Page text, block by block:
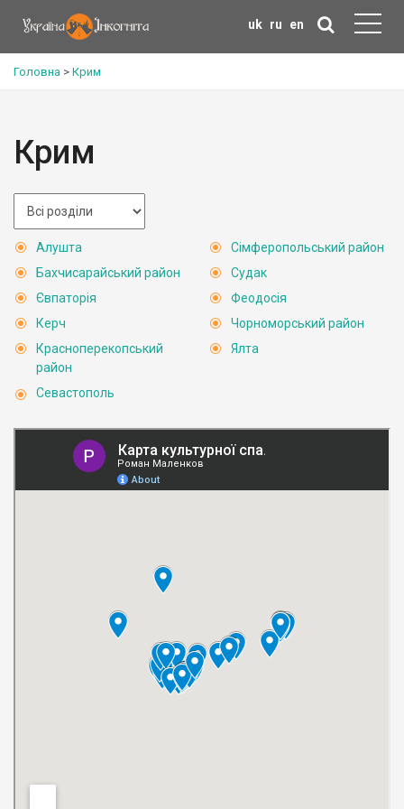
uk ru en
Головна > Крим
Крим
Алушта
Бахчисарайський район
Євпаторія
Керч
Красноперекопський
район
Севастополь
Сімферопольський район
Судак
Феодосія
Чорноморський район
Ялта